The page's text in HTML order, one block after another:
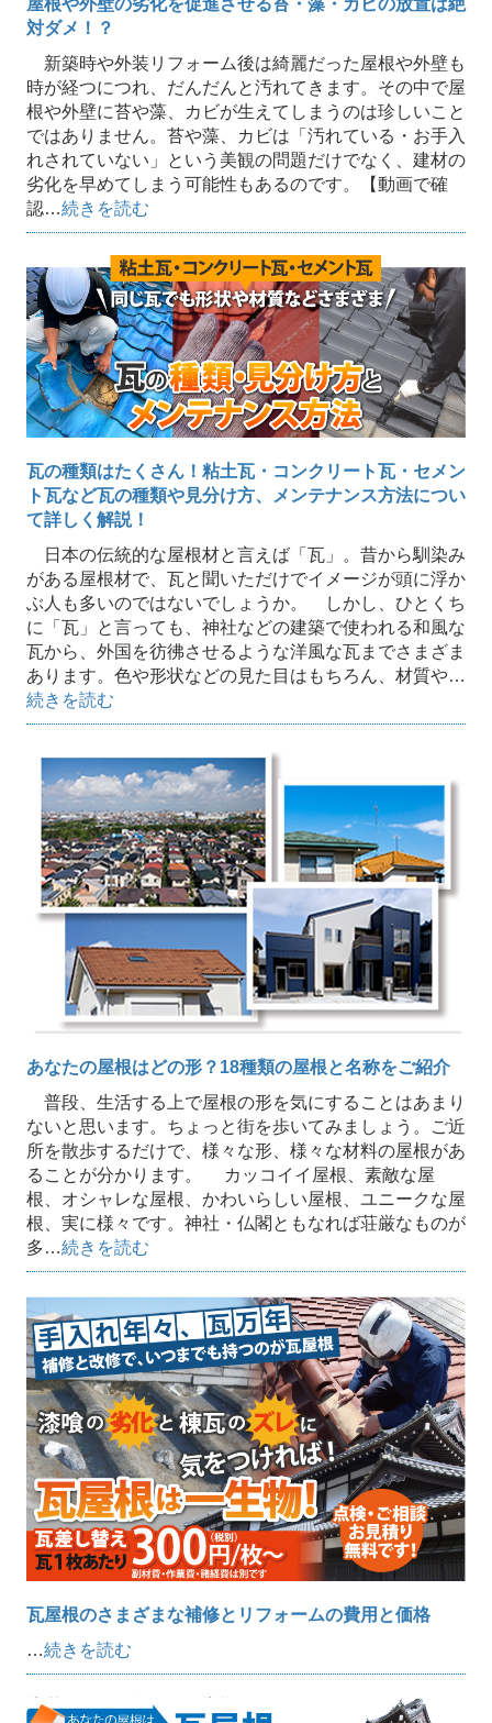
屋根や外壁の劣化を促進させる苔・藻・カビの放置は絶
対ダメ！？
新築時や外装リフォーム後は綺麗だった屋根や外壁も
時が経つにつれ、だんだんと汚れてきます。その中で屋
根や外壁に苔や藻、カビが生えてしまうのは珍しいこと
ではありません。苔や藻、カビは「汚れている・お手入
れされていない」という美観の問題だけでなく、建材の
劣化を早めてしまう可能性もあるのです。【動画で確
認…続きを読む
瓦の種類はたくさん！粘土瓦・コンクリート瓦・セメン
ト瓦など瓦の種類や見分け方、メンテナンス方法につい
て詳しく解説！
日本の伝統的な屋根材と言えば「瓦」。昔から馴染み
がある屋根材で、瓦と聞いただけでイメージが頭に浮か
ぶ人も多いのではないでしょうか。 しかし、ひとくち
に「瓦」と言っても、神社などの建築で使われる和風な
瓦から、外国を彷彿させるような洋風な瓦までさまざま
あります。色や形状などの見た目はもちろん、材質や…
続きを読む
あなたの屋根はどの形？18種類の屋根と名称をご紹介
普段、生活する上で屋根の形を気にすることはあまり
ないと思います。ちょっと街を歩いてみましょう。ご近
所を散歩するだけで、様々な形、様々な材料の屋根があ
ることが分かります。 カッコイイ屋根、素敵な屋
根、オシャレな屋根、かわいらしい屋根、ユニークな屋
根、実に様々です。神社・仏閣ともなれば荘厳なものが
多…続きを読む
瓦屋根のさまざまな補修とリフォームの費用と価格
…続きを読む